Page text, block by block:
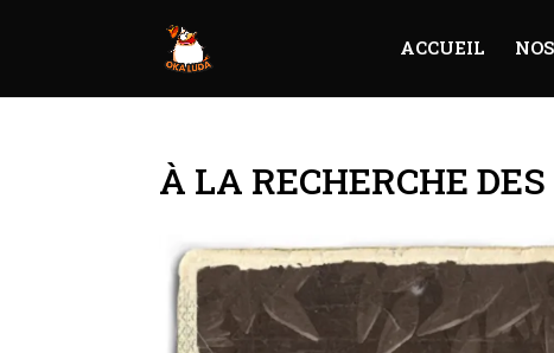
ACCUEIL
À LA RECHERCHE